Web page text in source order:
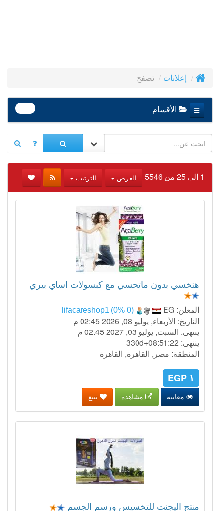
إعلانات تصفح
الأقسام
1 الى 25 من 5546 العرض الترتيب
هتخسي بدون ماتحسي مع كبسولات اساي بيري
المعلن: lifacareshop1 (0% 0)
EG
التاريخ: الأربعاء, يوليو 08, 2026 02:45 م
ينتهى: السبت, يوليو 03, 2027 02:45 م
ينتهى: 330d+08:51:21
المنطقة: مصر, القاهرة, القاهرة
١ EGP
معاينة مشاهدة تتبع
منتج اليجنت للتخسيس ورسم الجسم